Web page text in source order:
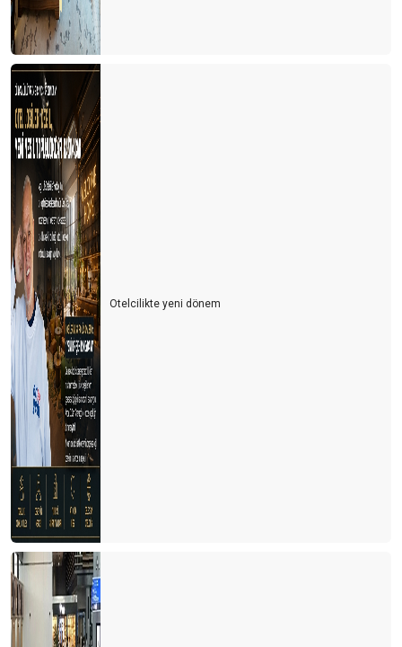
Otelcilikte yeni dönem